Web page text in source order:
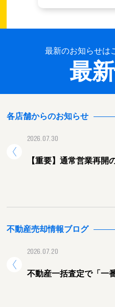
最新のお知らせは
最
各店舗からのお知らせ
2026.07.30
【重要】通常営業再開
不動産売却情報ブログ
2026.07.20
不動産一括査定で「一